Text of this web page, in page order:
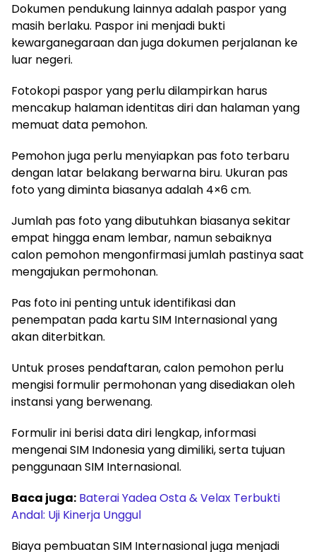
Dokumen pendukung lainnya adalah paspor yang
masih berlaku. Paspor ini menjadi bukti
kewarganegaraan dan juga dokumen perjalanan ke
luar negeri.
Fotokopi paspor yang perlu dilampirkan harus
mencakup halaman identitas diri dan halaman yang
memuat data pemohon.
Pemohon juga perlu menyiapkan pas foto terbaru
dengan latar belakang berwarna biru. Ukuran pas
foto yang diminta biasanya adalah 4×6 cm.
Jumlah pas foto yang dibutuhkan biasanya sekitar
empat hingga enam lembar, namun sebaiknya
calon pemohon mengonfirmasi jumlah pastinya saat
mengajukan permohonan.
Pas foto ini penting untuk identifikasi dan
penempatan pada kartu SIM Internasional yang
akan diterbitkan.
Untuk proses pendaftaran, calon pemohon perlu
mengisi formulir permohonan yang disediakan oleh
instansi yang berwenang.
Formulir ini berisi data diri lengkap, informasi
mengenai SIM Indonesia yang dimiliki, serta tujuan
penggunaan SIM Internasional.
Baca juga: Baterai Yadea Osta & Velax Terbukti
Andal: Uji Kinerja Unggul
Biaya pembuatan SIM Internasional juga menjadi